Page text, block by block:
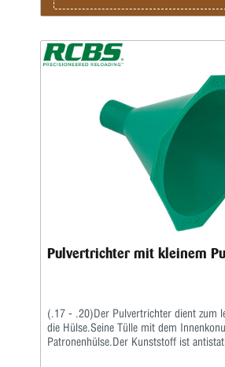
Pulvertrichter mit kleinem
(.17 - .20)Der Pulvertrichter dient zum
die Hülse.Seine Tülle mit dem
Patronenhülse.Der Kunststoff ist